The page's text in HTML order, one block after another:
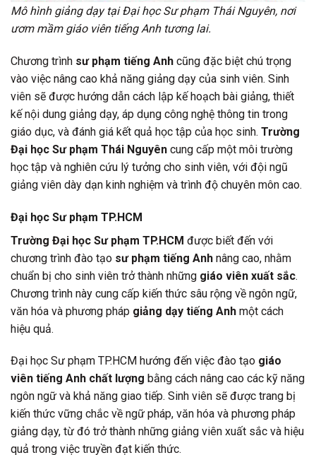
Mô hình giảng dạy tại Đại học Sư phạm Thái Nguyên, nơi
ươm mầm giáo viên tiếng Anh tương lai.
Chương trình sư phạm tiếng Anh cũng đặc biệt chú trọng
vào việc nâng cao khả năng giảng dạy của sinh viên. Sinh
viên sẽ được hướng dẫn cách lập kế hoạch bài giảng, thiết
kế nội dung giảng dạy, áp dụng công nghệ thông tin trong
giáo dục, và đánh giá kết quả học tập của học sinh. Trường
Đại học Sư phạm Thái Nguyên cung cấp một môi trường
học tập và nghiên cứu lý tưởng cho sinh viên, với đội ngũ
giảng viên dày dạn kinh nghiệm và trình độ chuyên môn cao.
Đại học Sư phạm TP.HCM
Trường Đại học Sư phạm TP.HCM được biết đến với
chương trình đào tạo sư phạm tiếng Anh nâng cao, nhằm
chuẩn bị cho sinh viên trở thành những giáo viên xuất sắc.
Chương trình này cung cấp kiến thức sâu rộng về ngôn ngữ,
văn hóa và phương pháp giảng dạy tiếng Anh một cách
hiệu quả.
Đại học Sư phạm TP.HCM hướng đến việc đào tạo giáo
viên tiếng Anh chất lượng bằng cách nâng cao các kỹ năng
ngôn ngữ và khả năng giao tiếp. Sinh viên sẽ được trang bị
kiến thức vững chắc về ngữ pháp, văn hóa và phương pháp
giảng dạy, từ đó trở thành những giảng viên xuất sắc và hiệu
quả trong việc truyền đạt kiến thức.